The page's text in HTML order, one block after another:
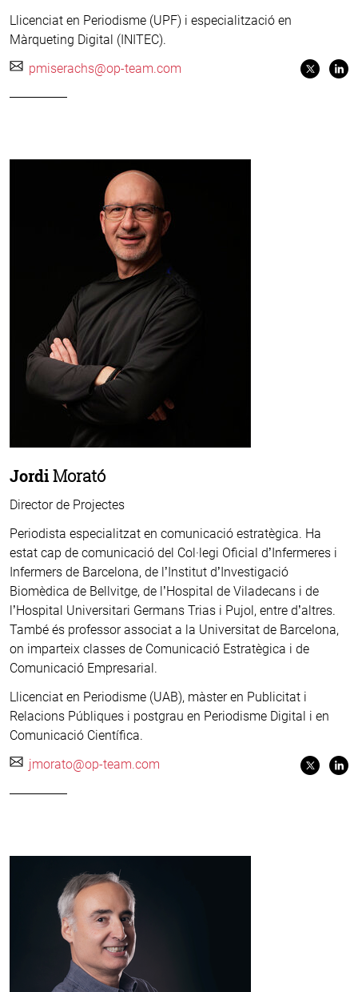
Llicenciat en Periodisme (UPF) i especialització en
Màrqueting Digital (INITEC).
pmiserachs@op-team.com
JordiMorató
Director de Projectes
Periodista especialitzat en comunicació estratègica. Ha
estat cap de comunicació del Col·legi Oficial d’Infermeres i
Infermers de Barcelona, de l’Institut d’Investigació
Biomèdica de Bellvitge, de l’Hospital de Viladecans i de
l’Hospital Universitari Germans Trias i Pujol, entre d’altres.
També és professor associat a la Universitat de Barcelona,
on imparteix classes de Comunicació Estratègica i de
Comunicació Empresarial.
Llicenciat en Periodisme (UAB), màster en Publicitat i
Relacions Públiques i postgrau en Periodisme Digital i en
Comunicació Científica.
jmorato@op-team.com